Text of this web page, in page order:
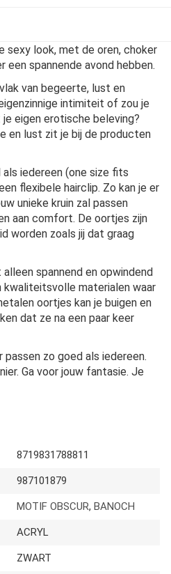
sexy look, met de oren, choker
een spannende avond hebben.
van begeerte, lust en
intimiteit of zou je
eigen erotische beleving?
en lust zit je bij de producten
als iedereen (one size fits
flexibele hairclip. Zo kan je er
unieke kruin zal passen
aan comfort. De oortjes zijn
worden zoals jij dat graag
spannend en opwindend
kwaliteitsvolle materialen waar
oortjes kan je buigen en
dat ze na een paar keer
passen zo goed als iedereen.
Ga voor jouw fantasie. Je
8719831788811
987101879
MOTIF OBSCUR, BANOCH
ACRYL
ZWART